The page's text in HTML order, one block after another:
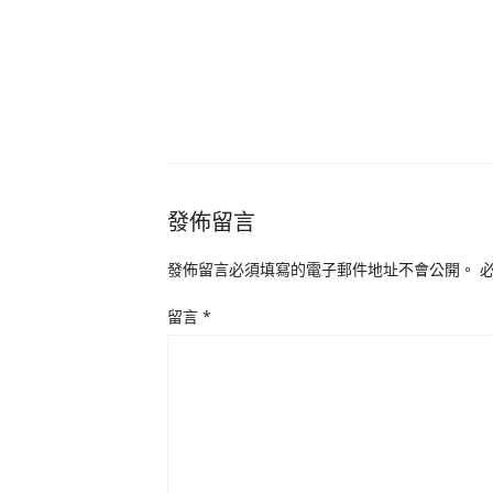
發佈留言
發佈留言必須填寫的電子郵件地址不會公開。
留言 *